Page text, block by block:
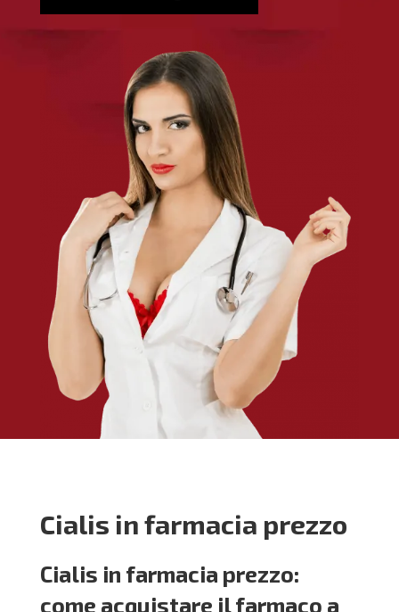
Cialis in farmacia prezzo
Cialis in farmacia prezzo:
come acquistare il farmaco a